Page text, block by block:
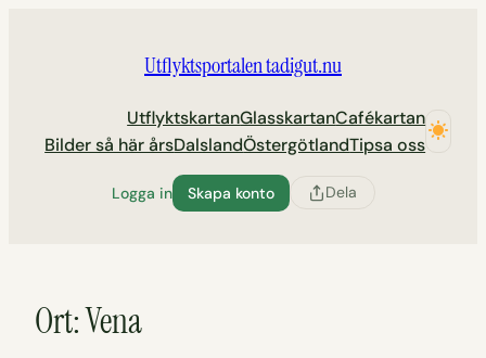
Utflyktsportalen tadigut.nu
UtflyktskartanGlasskartanCafékartan
Bilder så här årsDalslandÖstergötlandTipsa oss
Logga in Skapa konto Dela
Ort:Vena